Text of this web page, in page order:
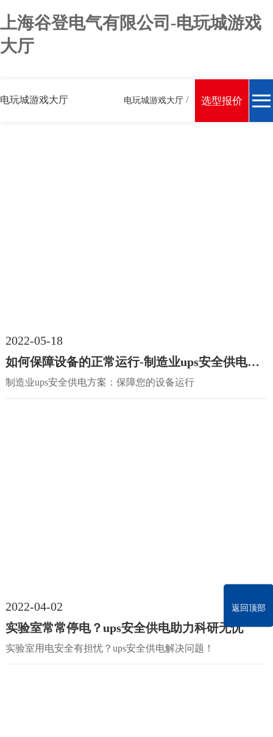
上海谷登电气有限公司-电玩城游戏
大厅
电玩城游戏大厅 电玩城游戏大厅 / 选型报价
返回顶部
2022-05-18
如何保障设备的正常运行-制造业ups安全供电方案
制造业ups安全供电方案：保障您的设备运行
2022-04-02
实验室常常停电？ups安全供电助力科研无忧
实验室用电安全有担忧？ups安全供电解决问题！